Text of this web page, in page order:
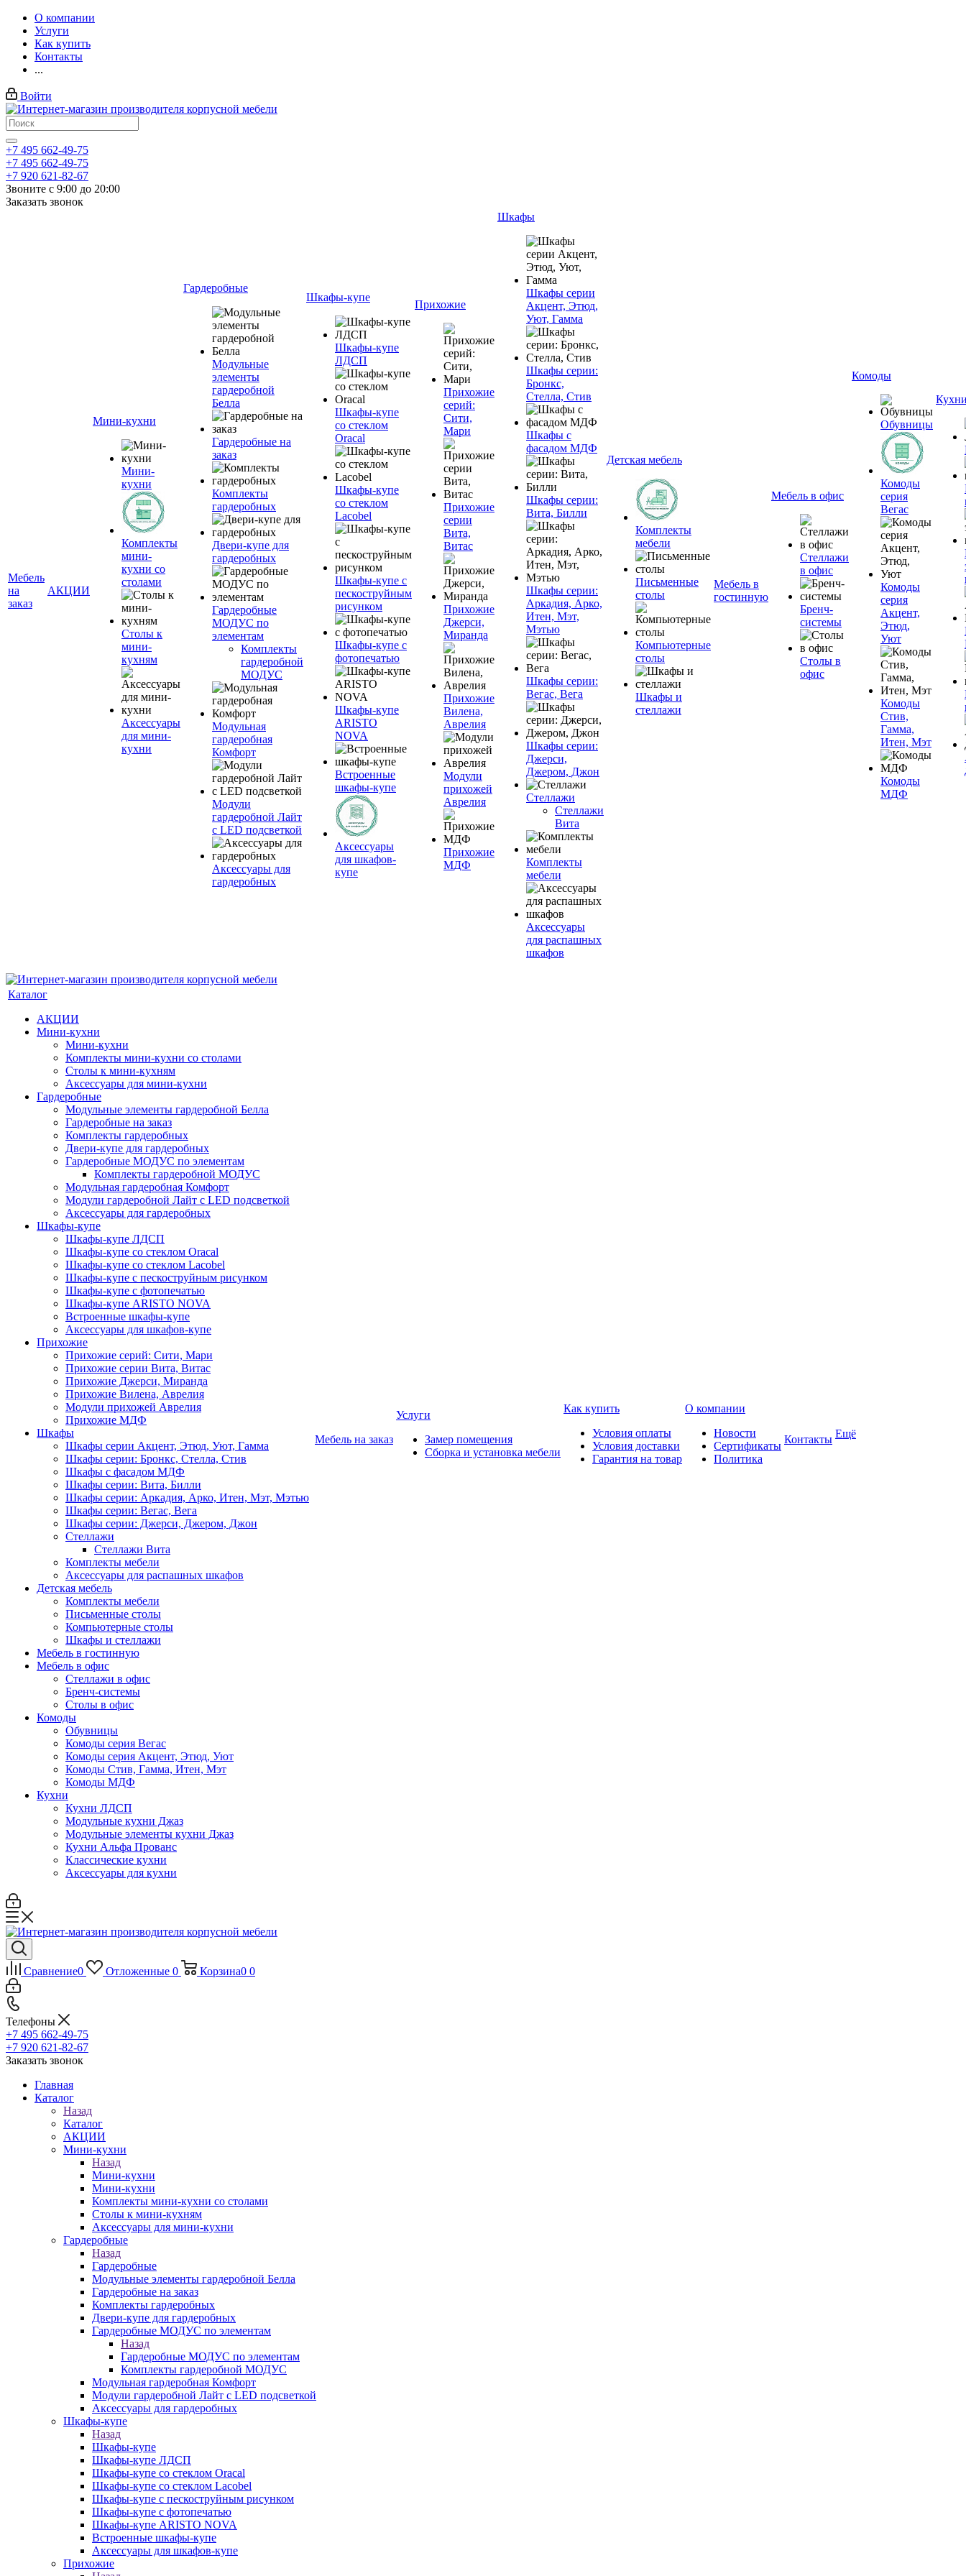
О компании
Услуги
Как купить
Контакты
...
Войти
+7 495 662-49-75
+7 495 662-49-75
+7 920 621-82-67
Звоните с 9:00 до 20:00
Заказать звонок
Мебель
на
заказ
АКЦИИ
Мини-кухни
Мини-
кухни
Комплекты
мини-
кухни со
столами
Столы к
мини-
кухням
Аксессуары
для мини-
кухни
Гардеробные
Модульные
элементы
гардеробной
Белла
Гардеробные на
заказ
Комплекты
гардеробных
Двери-купе для
гардеробных
Гардеробные
МОДУС по
элементам
Комплекты
гардеробной
МОДУС
Модульная
гардеробная
Комфорт
Модули
гардеробной Лайт
с LED подсветкой
Аксессуары для
гардеробных
Шкафы-купе
Шкафы-купе
ЛДСП
Шкафы-купе
со стеклом
Oracal
Шкафы-купе
со стеклом
Lacobel
Шкафы-купе с
пескоструйным
рисунком
Шкафы-купе с
фотопечатью
Шкафы-купе
ARISTO
NOVA
Встроенные
шкафы-купе
Аксессуары
для шкафов-
купе
Прихожие
Прихожие
серий:
Сити,
Мари
Прихожие
серии
Вита,
Витас
Прихожие
Джерси,
Миранда
Прихожие
Вилена,
Аврелия
Модули
прихожей
Аврелия
Прихожие
МДФ
Шкафы
Шкафы серии
Акцент, Этюд,
Уют, Гамма
Шкафы серии:
Бронкс,
Стелла, Стив
Шкафы с
фасадом МДФ
Шкафы серии:
Вита, Билли
Шкафы серии:
Аркадия, Арко,
Итен, Мэт,
Мэтью
Шкафы серии:
Вегас, Вега
Шкафы серии:
Джерси,
Джером, Джон
Стеллажи
Стеллажи
Вита
Комплекты
мебели
Аксессуары
для распашных
шкафов
Детская мебель
Комплекты
мебели
Письменные
столы
Компьютерные
столы
Шкафы и
стеллажи
Мебель в
гостинную
Мебель в офис
Стеллажи
в офис
Бренч-
системы
Столы в
офис
Комоды
Обувницы
Комоды
серия
Вегас
Комоды
серия
Акцент,
Этюд,
Уют
Комоды
Стив,
Гамма,
Итен, Мэт
Комоды
МДФ
Каталог
АКЦИИ
Мини-кухни
Мини-кухни
Комплекты мини-кухни со столами
Столы к мини-кухням
Аксессуары для мини-кухни
Гардеробные
Модульные элементы гардеробной Белла
Гардеробные на заказ
Комплекты гардеробных
Двери-купе для гардеробных
Гардеробные МОДУС по элементам
Комплекты гардеробной МОДУС
Модульная гардеробная Комфорт
Модули гардеробной Лайт с LED подсветкой
Аксессуары для гардеробных
Шкафы-купе
Шкафы-купе ЛДСП
Шкафы-купе со стеклом Oracal
Шкафы-купе со стеклом Lacobel
Шкафы-купе с пескоструйным рисунком
Шкафы-купе с фотопечатью
Шкафы-купе ARISTO NOVA
Встроенные шкафы-купе
Аксессуары для шкафов-купе
Прихожие
Прихожие серий: Сити, Мари
Прихожие серии Вита, Витас
Прихожие Джерси, Миранда
Прихожие Вилена, Аврелия
Модули прихожей Аврелия
Прихожие МДФ
Шкафы
Шкафы серии Акцент, Этюд, Уют, Гамма
Шкафы серии: Бронкс, Стелла, Стив
Шкафы с фасадом МДФ
Шкафы серии: Вита, Билли
Шкафы серии: Аркадия, Арко, Итен, Мэт, Мэтью
Шкафы серии: Вегас, Вега
Шкафы серии: Джерси, Джером, Джон
Стеллажи
Стеллажи Вита
Комплекты мебели
Аксессуары для распашных шкафов
Детская мебель
Комплекты мебели
Письменные столы
Компьютерные столы
Шкафы и стеллажи
Мебель в гостинную
Мебель в офис
Стеллажи в офис
Бренч-системы
Столы в офис
Комоды
Обувницы
Комоды серия Вегас
Комоды серия Акцент, Этюд, Уют
Комоды Стив, Гамма, Итен, Мэт
Комоды МДФ
Кухни
Кухни ЛДСП
Модульные кухни Джаз
Модульные элементы кухни Джаз
Кухни Альфа Прованс
Классические кухни
Аксессуары для кухни
Мебель на заказ
Услуги
Замер помещения
Сборка и установка мебели
Как купить
Условия оплаты
Условия доставки
Гарантия на товар
О компании
Новости
Сертификаты
Политика
Контакты Ещё
Сравнение0 Отложенные 0 Корзина0 0
Телефоны
+7 495 662-49-75
+7 920 621-82-67
Заказать звонок
Главная
Каталог
Назад
Каталог
АКЦИИ
Мини-кухни
Назад
Мини-кухни
Мини-кухни
Комплекты мини-кухни со столами
Столы к мини-кухням
Аксессуары для мини-кухни
Гардеробные
Назад
Гардеробные
Модульные элементы гардеробной Белла
Гардеробные на заказ
Комплекты гардеробных
Двери-купе для гардеробных
Гардеробные МОДУС по элементам
Назад
Гардеробные МОДУС по элементам
Комплекты гардеробной МОДУС
Модульная гардеробная Комфорт
Модули гардеробной Лайт с LED подсветкой
Аксессуары для гардеробных
Шкафы-купе
Назад
Шкафы-купе
Шкафы-купе ЛДСП
Шкафы-купе со стеклом Oracal
Шкафы-купе со стеклом Lacobel
Шкафы-купе с пескоструйным рисунком
Шкафы-купе с фотопечатью
Шкафы-купе ARISTO NOVA
Встроенные шкафы-купе
Аксессуары для шкафов-купе
Прихожие